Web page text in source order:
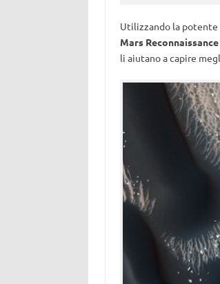
Utilizzando la
Mars
li aiutano a capire